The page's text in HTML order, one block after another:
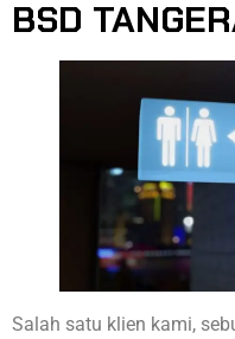
BSD
Salah satu klien kami,